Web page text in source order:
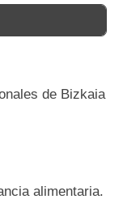
de Bizkaia
alimentaria.